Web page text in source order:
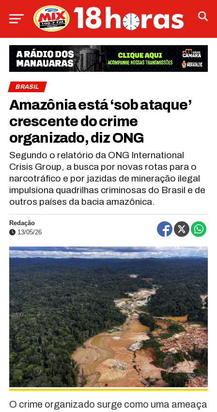
BRASIL
Amazônia está ‘sob ataque’
crescente do crime
organizado, diz ONG
Segundo o relatório da ONG International
Crisis Group, a busca por novas rotas para o
narcotráfico e por jazidas de mineração ilegal
impulsiona quadrilhas criminosas do Brasil e de
outros países da bacia amazônica.
Redação
13/05/26
O crime organizado surge como uma ameaça